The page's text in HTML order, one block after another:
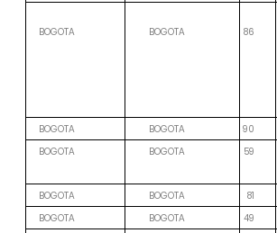
BOGOTA BOGOTA 86
BOGOTA
BOGOTA 90
BOGOTA
BOGOTA 59
BOGOTA
BOGOTA 81
BOGOTA
BOGOTA 49